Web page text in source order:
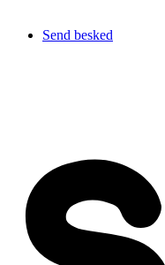
Send besked